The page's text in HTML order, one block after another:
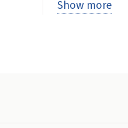
Show more